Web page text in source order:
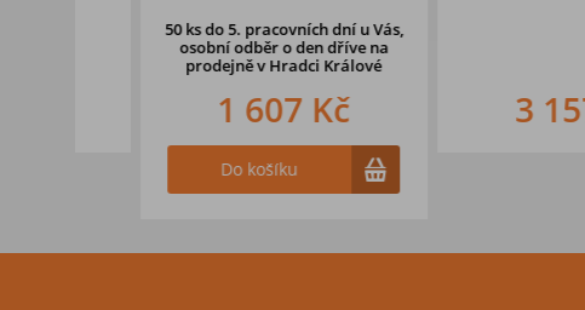
do 5. pracovních dní u Vás,
osobní odběr o den dříve na
prodejněv Hradci Králové
1 607 Kč
Do košíku
3 157 Kč